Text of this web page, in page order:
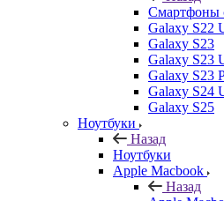
Смартфоны
Galaxy S22
Galaxy S23
Galaxy S23
Galaxy S23
Galaxy S24
Galaxy S25
Ноутбуки
Назад
Ноутбуки
Apple Macbook
Назад